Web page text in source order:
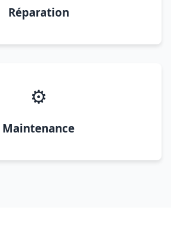
Réparation
⚙️
Maintenance